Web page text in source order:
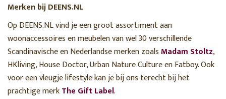
Merken bij DEENS.NL
Op DEENS.NL vind je een groot assortiment aan
woonaccessoires en meubelen van wel 30 verschillende
Scandinavische en Nederlandse merken zoalsMadam Stoltz,
HKliving, House Doctor, Urban Nature Culture en Fatboy. Ook
voor een vleugje lifestyle kan je bij ons terecht bij het
prachtige merkThe Gift Label.